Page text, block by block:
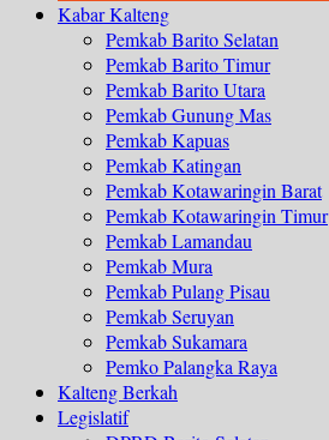
Kabar Kalteng
Pemkab Barito Selatan
Pemkab Barito Timur
Pemkab Barito Utara
Pemkab Gunung Mas
Pemkab Kapuas
Pemkab Katingan
Pemkab Kotawaringin Barat
Pemkab Kotawaringin Timur
Pemkab Lamandau
Pemkab Mura
Pemkab Pulang Pisau
Pemkab Seruyan
Pemkab Sukamara
Pemko Palangka Raya
Kalteng Berkah
Legislatif